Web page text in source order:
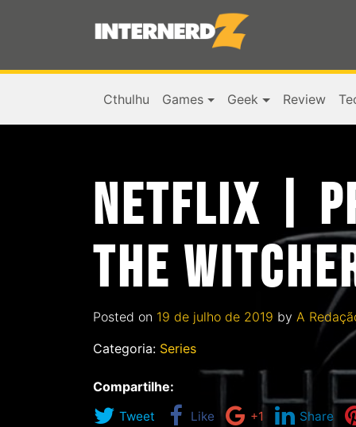
Cthulhu Games Geek Review
NETFLIX |
THE
Posted on 19 de julho de 2019 by A
Categoria: Series
Compartilhe:
Tweet Like +1 Share